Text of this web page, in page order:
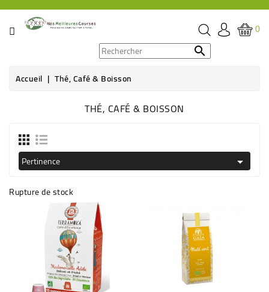
CATÉGORIE
ÉPICERIE
BOISSON
SOINS
BÉBÉ
0

Accueil Thé, Café & Boisson
THÉ, CAFÉ & BOISSON
Pertinence 
Rupture de stock